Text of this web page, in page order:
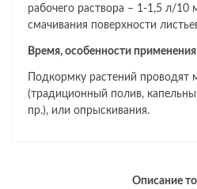
рабочего раствора – 1-1,5 л/10
смачивания поверхности
Время, особенности применения
Подкормку растений проводят
(традиционный полив,
пр.), или опрыскивания.
Описание